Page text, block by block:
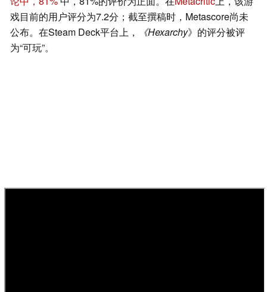
戏目前的用户评分为7.2分；截至撰稿时，Metascore尚未
公布。在Steam Deck平台上，
《Hexarchy》的评分被评
为“可玩”。